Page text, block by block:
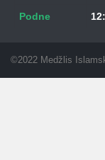
Podne
©2022 Medžlis